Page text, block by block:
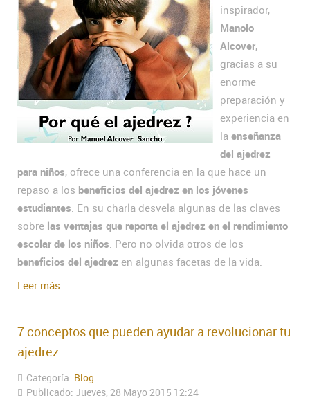
inspirador,
Manolo
Alcover,
gracias a su
enorme
preparación y
experiencia en
la enseñanza
del ajedrez
para niños, ofrece una conferencia en la que hace un
repaso a los beneficios del ajedrez en los jóvenes
estudiantes. En su charla desvela algunas de las claves
sobre las ventajas que reporta el ajedrez en el rendimiento
escolar de los niños. Pero no olvida otros de los
beneficios del ajedrez en algunas facetas de la vida.
Leer más...
7 conceptos que pueden ayudar a revolucionar tu
ajedrez
Categoría: Blog
Publicado: Jueves, 28 Mayo 2015 12:24